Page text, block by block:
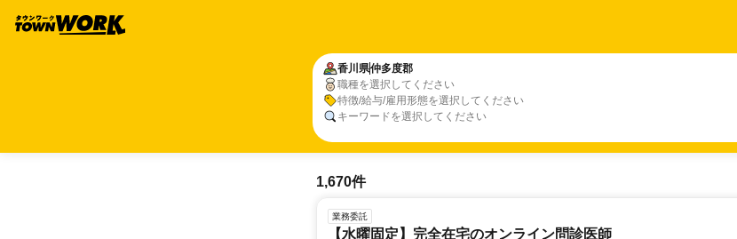
香川県仲多度郡
職種を選択してください
特徴/給与/雇用形態を選択してください
キーワードを選択してください
1,670件
業務委託
【水曜固定】完全在宅のオンライン問診医師